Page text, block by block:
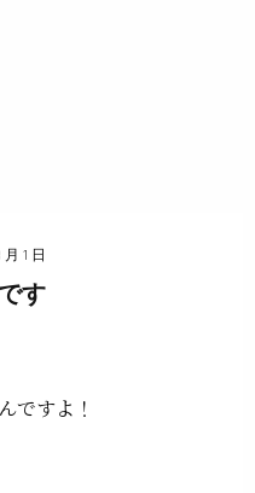
1 日
す
ですよ！